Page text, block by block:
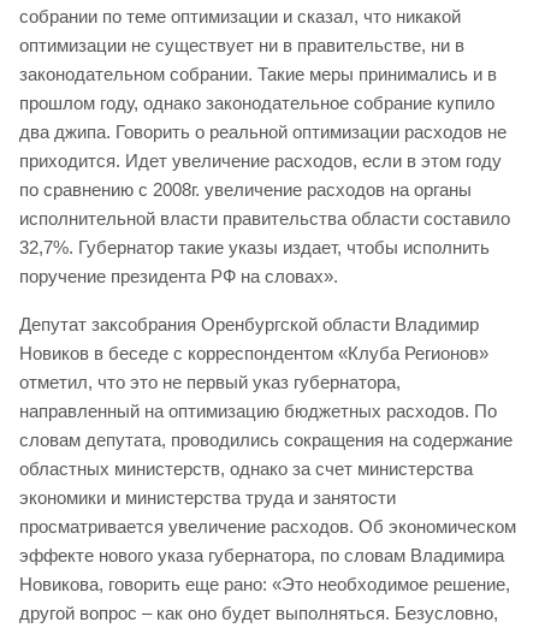
собрании по теме оптимизации и сказал, что никакой
оптимизации не существует ни в правительстве, ни в
законодательном собрании. Такие меры принимались и в
прошлом году, однако законодательное собрание купило
два джипа. Говорить о реальной оптимизации расходов не
приходится. Идет увеличение расходов, если в этом году
по сравнению с 2008г. увеличение расходов на органы
исполнительной власти правительства области составило
32,7%. Губернатор такие указы издает, чтобы исполнить
поручение президента РФ на словах».
Депутат заксобрания Оренбургской области Владимир
Новиков в беседе с корреспондентом «Клуба Регионов»
отметил, что это не первый указ губернатора,
направленный на оптимизацию бюджетных расходов. По
словам депутата, проводились сокращения на содержание
областных министерств, однако за счет министерства
экономики и министерства труда и занятости
просматривается увеличение расходов. Об экономическом
эффекте нового указа губернатора, по словам Владимира
Новикова, говорить еще рано: «Это необходимое решение,
другой вопрос – как оно будет выполняться. Безусловно,